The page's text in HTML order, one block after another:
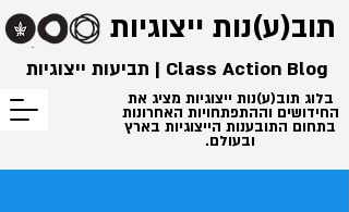
תוב(ע)נות ייצוגיות
בלוג תוב(ע)נות ייצוגיות מציג את
החידושים וההתפתחויות האחרונות
בתחום התובענות הייצוגיות בארץ
ובעולם.
Class Action Blog | תביעות ייצוגיות